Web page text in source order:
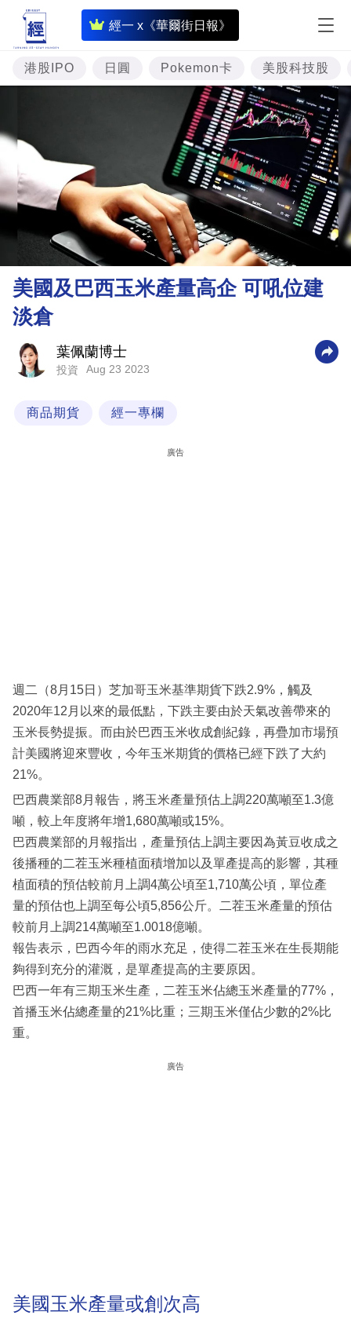
經一 x《華爾街日報》
即
時
財
經
資
樓
市
理
財
業
科
區
港股IPO 日圓 Pokemon卡 美股科技股
美國及巴西玉米產量高企 可吼位建
淡倉
葉佩蘭博士
投資 Aug 23 2023
商品期貨 經一專欄
廣告
週二（8月15日）芝加哥玉米基準期貨下跌2.9%，觸及
2020年12月以來的最低點，下跌主要由於天氣改善帶來的
玉米長勢提振。而由於巴西玉米收成創紀錄，再疊加市場預
計美國將迎來豐收，今年玉米期貨的價格已經下跌了大約
21%。
巴西農業部8月報告，將玉米產量預估上調220萬噸至1.3億
噸，較上年度將年增1,680萬噸或15%。
巴西農業部的月報指出，產量預估上調主要因為黃豆收成之
後播種的二茬玉米種植面積增加以及單產提高的影響，其種
植面積的預估較前月上調4萬公頃至1,710萬公頃，單位產
量的預估也上調至每公頃5,856公斤。二茬玉米產量的預估
較前月上調214萬噸至1.0018億噸。
報告表示，巴西今年的雨水充足，使得二茬玉米在生長期能
夠得到充分的灌溉，是單產提高的主要原因。
巴西一年有三期玉米生產，二茬玉米佔總玉米產量的77%，
首播玉米佔總產量的21%比重；三期玉米僅佔少數的2%比
重。
廣告
美國玉米產量或創次高